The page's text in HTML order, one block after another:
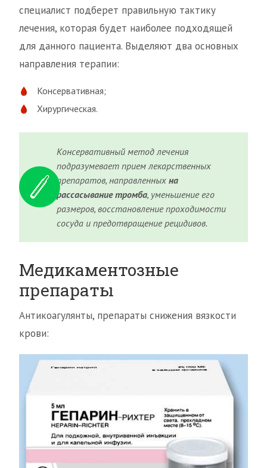
специалист подберет правильную тактику
лечения, которая будет наиболее подходящей
для данного пациента. Выделяют два основных
направления терапии:
Консервативная;
Хирургическая.
Консервативный метод лечения
подразумевает прием лекарственных
препаратов, направленныхна
рассасывание тромба, уменьшение его
размеров, восстановление проходимости
сосуда и предотвращение рецидивов.
Медикаментозные
препараты
Антикоагулянты, препараты снижения вязкости
крови: